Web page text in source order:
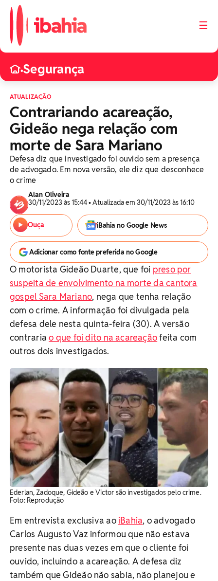
☰
•Segurança
ATUALIZAÇÃO
Contrariando acareação,
Gideão nega relação com
morte de Sara Mariano
Defesa diz que investigado foi ouvido sem a presença
de advogado. Em nova versão, ele diz que desconhece
o crime
Alan Oliveira
30/11/2023 às 15:44 • Atualizada em 30/11/2023 às 16:10
Ouça iBahia no Google News
Adicionar como fonte preferida no Google
O motorista Gideão Duarte, que foi preso por
suspeita de envolvimento na morte da cantora
gospel Sara Mariano, nega que tenha relação
com o crime. A informação foi divulgada pela
defesa dele nesta quinta-feira (30). A versão
contrariao que foi dito na acareaçãofeita com
outros dois investigados.
Ederlan, Zadoque, Gideão e Victor são investigados pelo crime.
Foto: Reprodução
Em entrevista exclusiva ao iBahia, o advogado
Carlos Augusto Vaz informou que não estava
presente nas duas vezes em que o cliente foi
ouvido, incluindo a acareação. A defesa diz
também que Gideão não sabia, não planejou e